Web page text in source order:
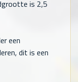
is 2,5
een
dit is een